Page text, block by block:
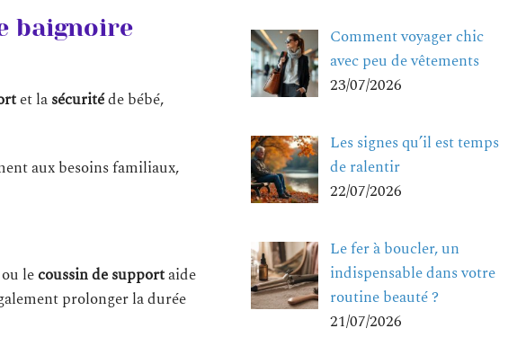
baignoire
et lasécuritéde bébé,
aux besoins familiaux,
lecoussin de supportaide
prolonger la durée
Comment voyager chic
avec peu de vêtements
23/07/2026
Les signes qu’il est temps
de ralentir
22/07/2026
Le fer à boucler, un
indispensable dans votre
routine beauté ?
21/07/2026